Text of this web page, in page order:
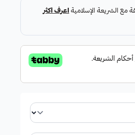
الطازجة الأخرى مثل
لمسة من ورق النعناع